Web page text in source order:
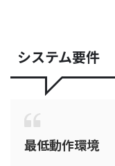
システム要件
最低動作環境